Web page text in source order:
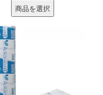
商品を選択